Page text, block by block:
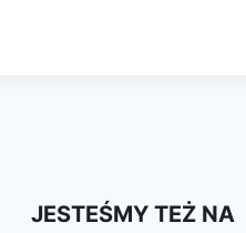
JESTEŚMY TEŻ NA